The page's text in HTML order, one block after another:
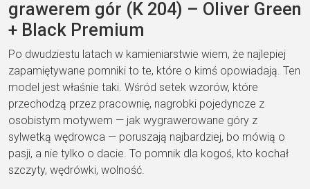
grawerem gór (K 204) – Oliver Green
+ Black Premium
Po dwudziestu latach w kamieniarstwie wiem, że najlepiej
zapamiętywane pomniki to te, które o kimś opowiadają. Ten
model jest właśnie taki. Wśród setek wzorów, które
przechodzą przez pracownię, nagrobki pojedyncze z
osobistym motywem — jak wygrawerowane góry z
sylwetką wędrowca — poruszają najbardziej, bo mówią o
pasji, a nie tylko o dacie. To pomnik dla kogoś, kto kochał
szczyty, wędrówki, wolność.